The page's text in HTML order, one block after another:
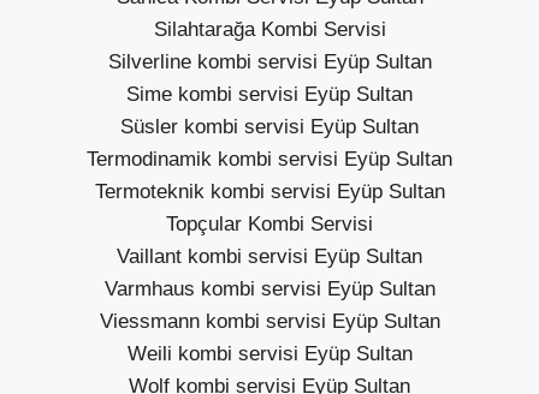
Silahtarağa Kombi Servisi
Silverline kombi servisi Eyüp Sultan
Sime kombi servisi Eyüp Sultan
Süsler kombi servisi Eyüp Sultan
Termodinamik kombi servisi Eyüp Sultan
Termoteknik kombi servisi Eyüp Sultan
Topçular Kombi Servisi
Vaillant kombi servisi Eyüp Sultan
Varmhaus kombi servisi Eyüp Sultan
Viessmann kombi servisi Eyüp Sultan
Weili kombi servisi Eyüp Sultan
Wolf kombi servisi Eyüp Sultan